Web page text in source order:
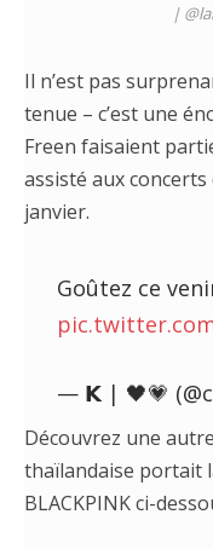
|
Il n’est pas
tenue – c’est une
Freen faisaient
assisté aux concerts
janvier.
Goûtez ce
— 𝗞 | 🖤💗
Découvrez une
thaïlandaise portait
BLACKPINK ci-